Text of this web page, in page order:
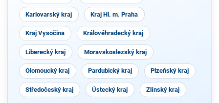
Karlovarský kraj Kraj Hl. m. Praha
Kraj Vysočina Královéhradecký kraj
Liberecký kraj Moravskoslezský kraj
Olomoucký kraj Pardubický kraj Plzeňský kraj
Středočeský kraj Ústecký kraj Zlínský kraj